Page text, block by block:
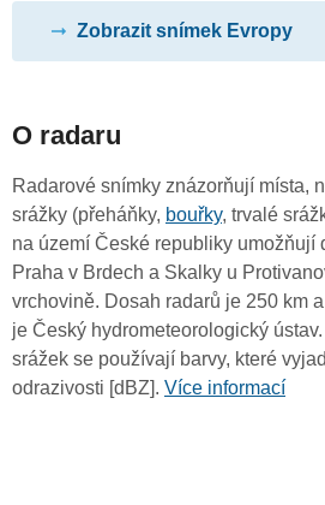
Zobrazit snímek Evropy
O radaru
Radarové snímky znázorňují místa,
srážky (přeháňky, bouřky, trvalé
na území České republiky umožňují
Praha v Brdech a Skalky u
vrchovině. Dosah radarů je 250 km
je Český hydrometeorologický
srážek se používají barvy, které
odrazivosti [dBZ]. Více informací